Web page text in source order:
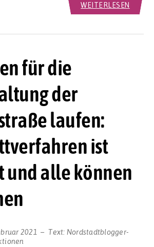
WEITERLESEN
für die
der
laufen:
ist
und alle können
2021 Text: Nordstadtblogger-